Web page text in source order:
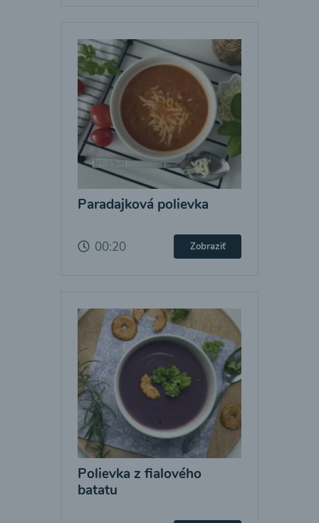
Paradajková polievka
00:20 Zobraziť
Polievka z fialového
batatu